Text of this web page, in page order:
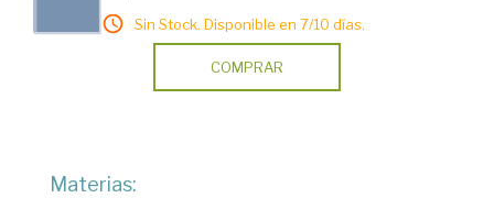
Sin Stock. Disponible en 7/10 días.
COMPRAR
Materias: